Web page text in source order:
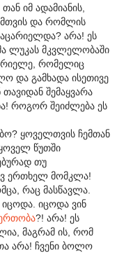
იმ ადამიანის,
და რომლის
არა! ეს
ლუკას მკვლელობაში
რომელიც
და გამხადა ისეთივე
შემაყვარა
როგორ შეიძლება ეს
ყოველთვის ჩემთან
წუთში
თუ
ერთხელ მომკლა!
რაც მასწავლა.
იცოდა ვინ
?! არა! ეს
მაგრამ ის, რომ
არა! ჩვენი ბოლო